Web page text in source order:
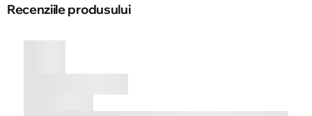
Recenziile produsului